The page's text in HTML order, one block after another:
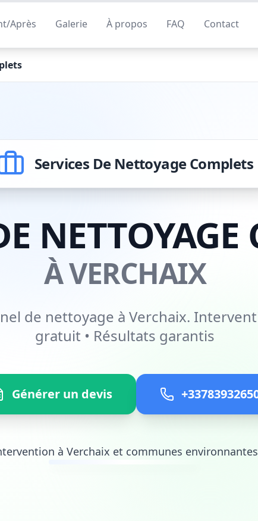
Après Galerie À propos FAQ Contact
Services De Nettoyage Complets
NETTOYAGE
À VERCHAIX
de nettoyage à Verchaix.
gratuit • Résultats garantis
Générer un devis
à Verchaix et communes environnantes